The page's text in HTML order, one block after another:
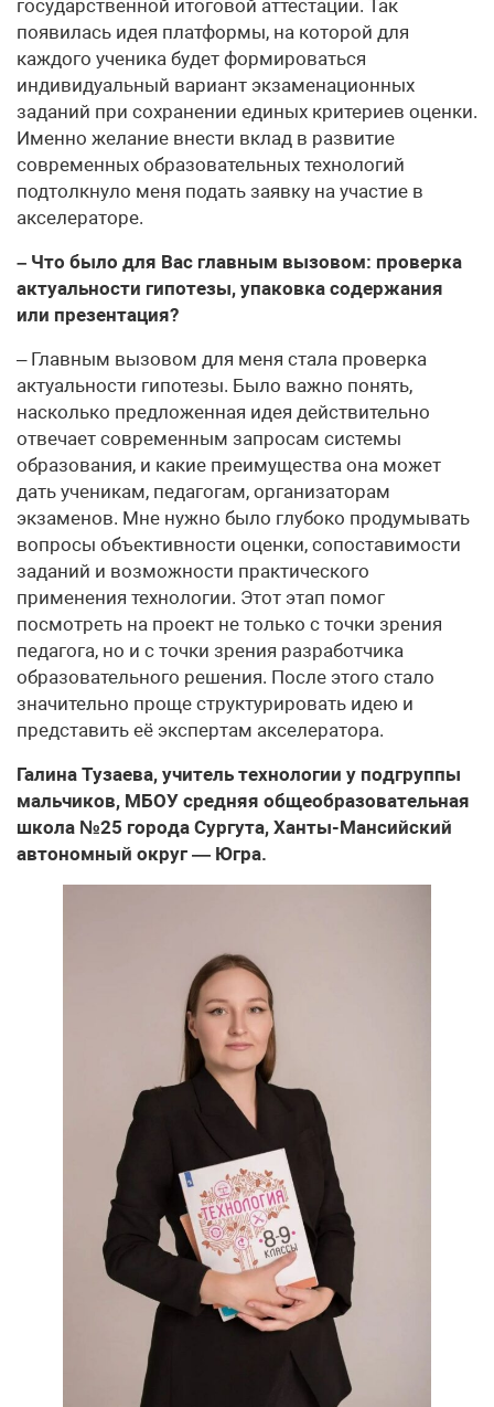
государственной итоговой аттестации. Так
появилась идея платформы, на которой для
каждого ученика будет формироваться
индивидуальный вариант экзаменационных
заданий при сохранении единых критериев оценки.
Именно желание внести вклад в развитие
современных образовательных технологий
подтолкнуло меня подать заявку на участие в
акселераторе.
– Что было для Вас главным вызовом: проверка
актуальности гипотезы, упаковка содержания
или презентация?
– Главным вызовом для меня стала проверка
актуальности гипотезы. Было важно понять,
насколько предложенная идея действительно
отвечает современным запросам системы
образования, и какие преимущества она может
дать ученикам, педагогам, организаторам
экзаменов. Мне нужно было глубоко продумывать
вопросы объективности оценки, сопоставимости
заданий и возможности практического
применения технологии. Этот этап помог
посмотреть на проект не только с точки зрения
педагога, но и с точки зрения разработчика
образовательного решения. После этого стало
значительно проще структурировать идею и
представить её экспертам акселератора.
Галина Тузаева, учитель технологии у подгруппы
мальчиков, МБОУ средняя общеобразовательная
школа №25 города Сургута, Ханты-Мансийский
автономный округ — Югра.